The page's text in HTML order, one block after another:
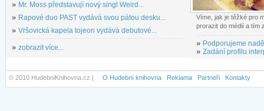
» Mr. Moss představují nový singl Weird...
» Rapové duo PAST vydává svou pátou desku...
» Vršovická kapela tojeon vydává debutové...
» zobrazit více...
Víme, jak je těžké pro
prorazit do médií a tím
» Podporujeme
» Zadání profilu
© 2010 HudebniKnihovna.cz | O Hudební knihovna Reklama Partneři Kontakty